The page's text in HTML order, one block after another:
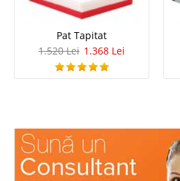
Pat Tapitat
1.520 Lei 1.368 Lei